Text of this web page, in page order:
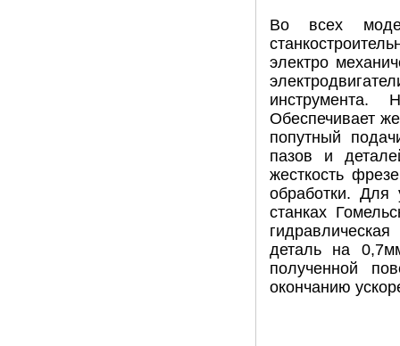
Во всех
электро
инструмента.
Обеспечивает
попутный
пазов и
жесткость
обработки. Для
станках
деталь на
полученной
окончанию